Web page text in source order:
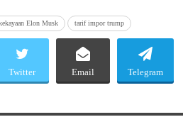
Elon Musk tarif impor trump
Twitter Email Telegram